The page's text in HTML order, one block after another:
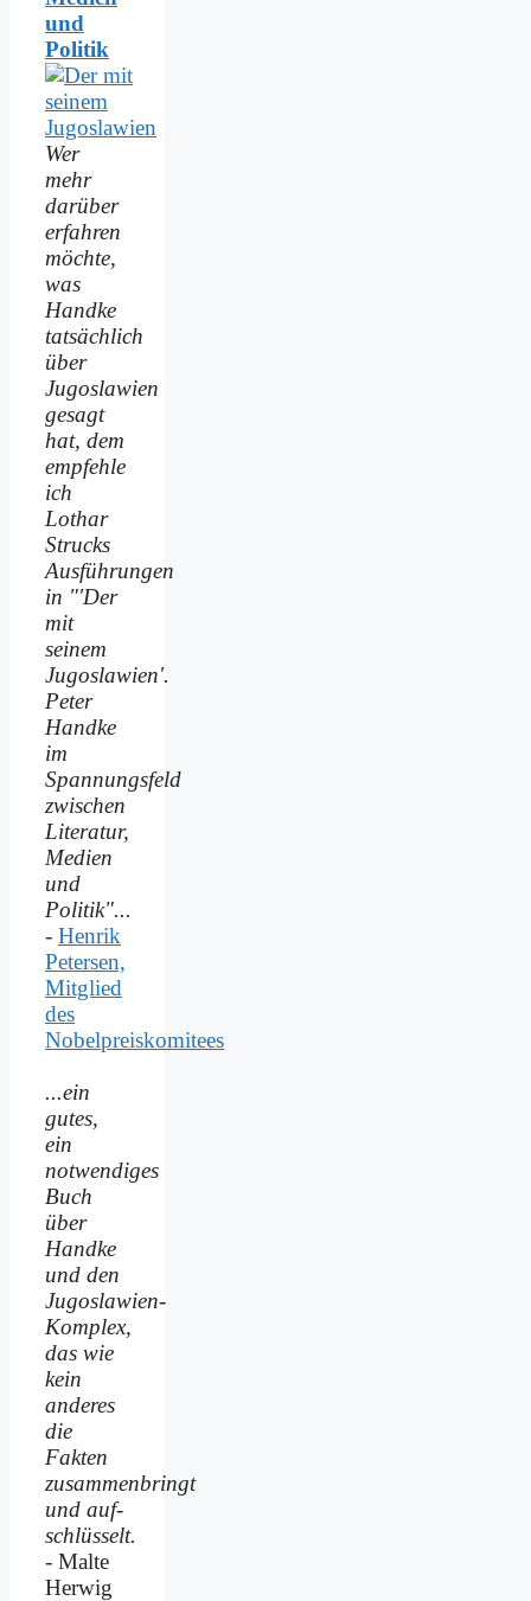
und
Politik
Wer
mehr
darüber
erfahren
möchte,
was
Handke
tatsächlich
über
Jugoslawien
gesagt
hat, dem
empfehle
ich
Lothar
Strucks
Ausführungen
in "'Der
mit
seinem
Jugoslawien'.
Peter
Handke
im
Spannungsfeld
zwischen
Literatur,
Medien
und
Politik"...
- Henrik
Petersen,
Mitglied
des
Nobelpreiskomitees
...ein
gutes,
ein
notwendiges
Buch
über
Handke
und den
Jugoslawien-
Komplex,
das wie
kein
anderes
die
Fakten
zusammenbringt
und auf­
schlüsselt.
- Malte
Herwig